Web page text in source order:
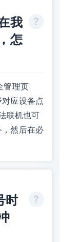
我
怎
管理页
应设备点
联机也可
然后在必
时